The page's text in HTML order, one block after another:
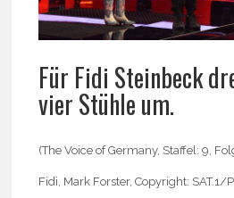
Für Fidi Steinbeck
vier Stühle um.
(The Voice of Germany, Staffel: 9,
Fidi, Mark Forster, Copyright: